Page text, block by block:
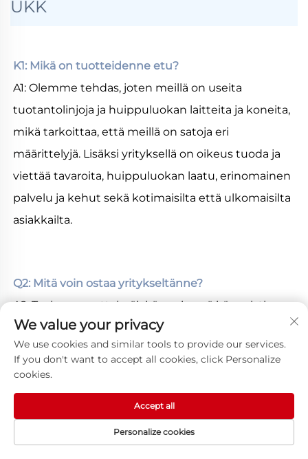
UKK
K1: Mikä on tuotteidenne etu?
A1: Olemme tehdas, joten meillä on useita
tuotantolinjoja ja huippuluokan laitteita ja koneita,
mikä tarkoittaa, että meillä on satoja eri
määrittelyjä. Lisäksi yrityksellä on oikeus tuoda ja
viettää tavaroita, huippuluokan laatu, erinomainen
palvelu ja kehut sekä kotimaisilta että ulkomaisilta
asiakkailta.
Q2: Mitä voin ostaa yritykseltänne?
A2: Taajuusmuuttaja, älykäs pehmeä käynnistin,
automaattinen jännitteen säädin.
K3: Onko OEM-/ODM-palvelu saatavilla?
A3: Kyllä, se on saatavilla! Tuotteitamme voidaan
räätälöidä. Suunnittelemme ja valmistamme
kaikenlaisia automaattisia jännitteen
We value your privacy
We use cookies and similar tools to provide our services.
If you don't want to accept all cookies, click Personalize
cookies.
Personalize cookies
Accept all